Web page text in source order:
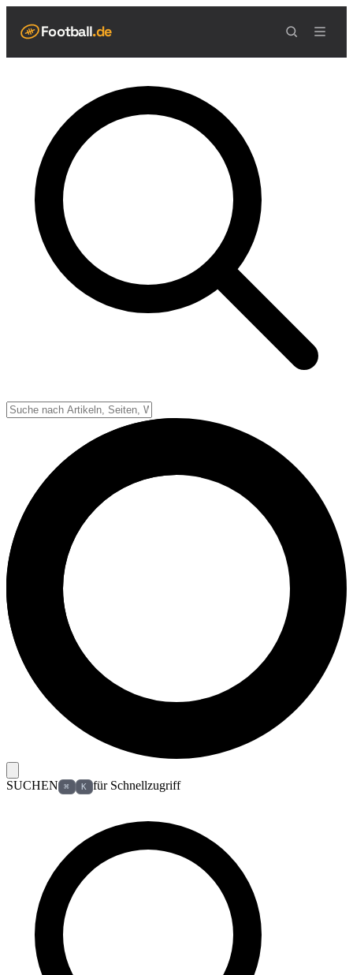
Football.de
Live Scores
Spielplan
Teams
Tabelle
Football Regeln
Punkte & Scoring
Strafen & Fouls
Schiedsrichter
Football Lexikon
SUCHEN ⌘ K für Schnellzugriff